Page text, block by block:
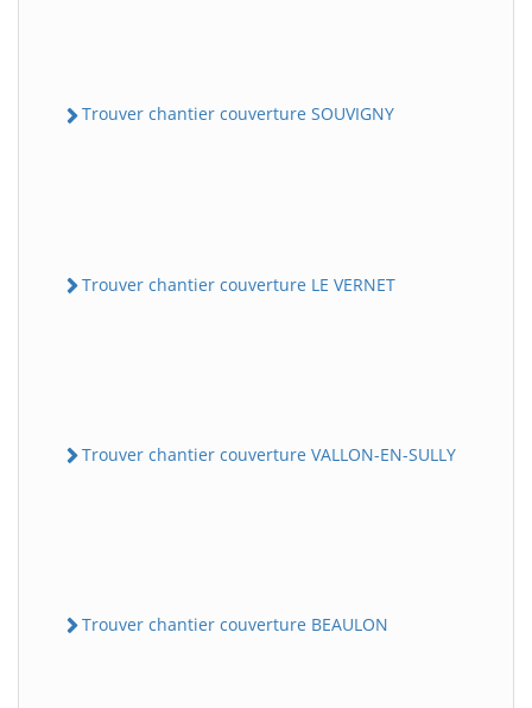
Trouver chantier couverture SOUVIGNY
Trouver chantier couverture LE VERNET
Trouver chantier couverture VALLON-EN-SULLY
Trouver chantier couverture BEAULON